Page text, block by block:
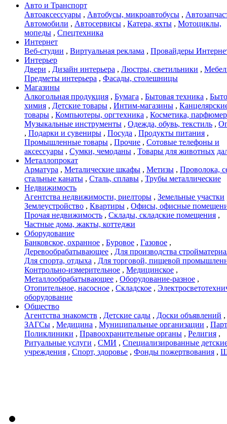
Авто и Транспорт
Автоаксессуары , Автобусы, микроавтобусы ,
Автомобили , Автосервисы , Катера, яхты , Мотоциклы,
мопеды , Спецтехника
Интернет
Веб-студии , Виртуальная реклама , Провайдеры
Интерьер
Двери , Дизайн интерьера , Люстры, светильники ,
Предметы интерьера , Фасады, столешницы
Магазины
Алкогольная продукция , Бумага , Бытовая техника ,
химия , Детские товары , Интим-магазины ,
товары , Компьютеры, оргтехника , Косметика,
Музыкальные инструменты , Одежда, обувь, текстиль ,
, Подарки и сувениры , Посуда , Продукты питания ,
Промышленные товары , Прочие , Сотовые телефоны и
аксессуары , Сумки, чемоданы , Товары для животных
Металлопрокат
Арматура , Металические шкафы , Метизы , Проволока,
стальные канаты , Сталь, сплавы , Трубы металлические
Недвижимость
Агентства недвижимости, риелторы , Земельные участки
Землеустройство , Квартиры , Офисы, офисные
Прочая недвижимость , Склады, складские помещения ,
Частные дома, жакты, коттеджи
Оборудование
Банковское, охранное , Буровое , Газовое ,
Деревообрабатывающее , Для производства
Для спорта, отдыха , Для торговой, пищевой
Контрольно-измерительное , Медицинское ,
Металлообрабатывающее , Оборудование-разное ,
Отопительное, насосное , Складское ,
оборудование
Общество
Агентства знакомств , Детские сады , Доски объявлений ,
ЗАГСы , Медицина , Муниципальные организации ,
Поликлиники , Правоохранительные органы , Религия ,
Ритуальные услуги , СМИ , Специализированные
учреждения , Спорт, здоровье , Фонды пожертвования ,